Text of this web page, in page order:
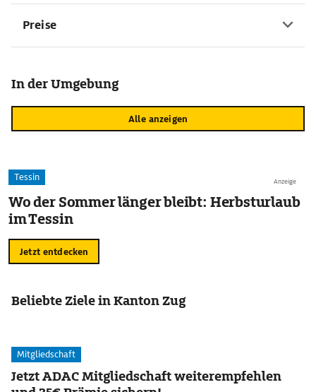
Preise
In der Umgebung
Alle anzeigen
Anzeige
Tessin
Wo der Sommer länger bleibt: Herbsturlaub
im Tessin
Jetzt entdecken
Beliebte Ziele in Kanton Zug
Mitgliedschaft
Jetzt ADAC Mitgliedschaft weiterempfehlen